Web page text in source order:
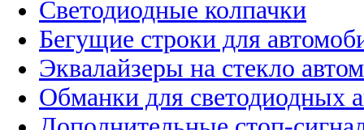
Светодиодные колпачки
Бегущие строки для
Эквалайзеры на стекло
Обманки для светодиодных